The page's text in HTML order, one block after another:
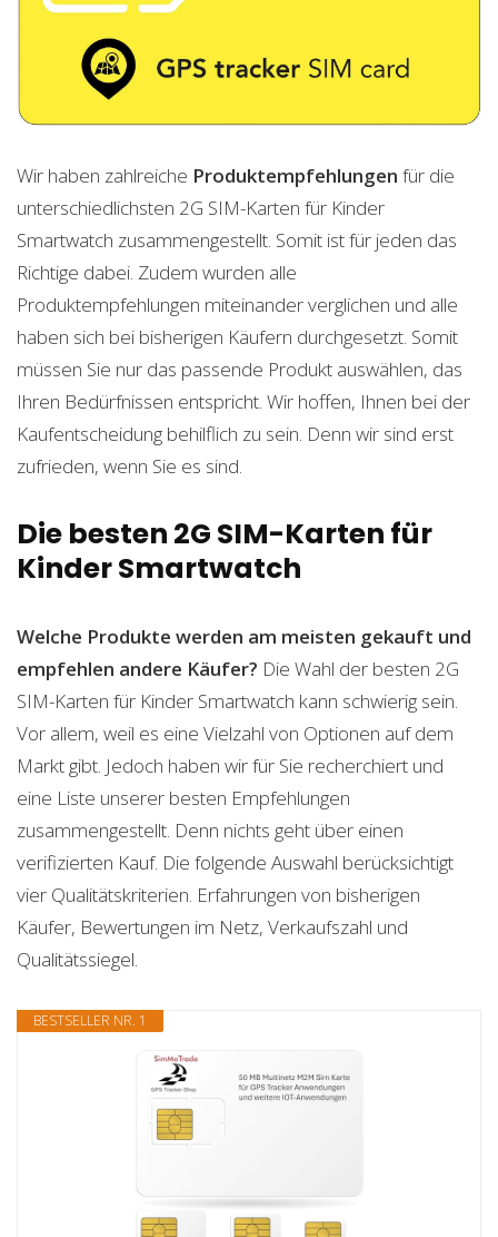
Wir haben zahlreiche Produktempfehlungen für die
unterschiedlichsten 2G SIM-Karten für Kinder
Smartwatch zusammengestellt. Somit ist für jeden das
Richtige dabei. Zudem wurden alle
Produktempfehlungen miteinander verglichen und alle
haben sich bei bisherigen Käufern durchgesetzt. Somit
müssen Sie nur das passende Produkt auswählen, das
Ihren Bedürfnissen entspricht. Wir hoffen, Ihnen bei der
Kaufentscheidung behilflich zu sein. Denn wir sind erst
zufrieden, wenn Sie es sind.
Die besten 2G SIM-Karten für
Kinder Smartwatch
Welche Produkte werden am meisten gekauft und
empfehlen andere Käufer? Die Wahl der besten 2G
SIM-Karten für Kinder Smartwatch kann schwierig sein.
Vor allem, weil es eine Vielzahl von Optionen auf dem
Markt gibt. Jedoch haben wir für Sie recherchiert und
eine Liste unserer besten Empfehlungen
zusammengestellt. Denn nichts geht über einen
verifizierten Kauf. Die folgende Auswahl berücksichtigt
vier Qualitätskriterien. Erfahrungen von bisherigen
Käufer, Bewertungen im Netz, Verkaufszahl und
Qualitätssiegel.
BESTSELLER NR. 1